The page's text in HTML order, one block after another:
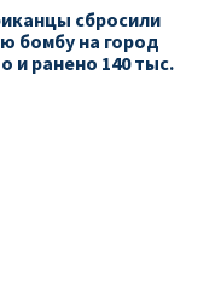
сбросили
бомбу на город
и ранено 140 тыс.